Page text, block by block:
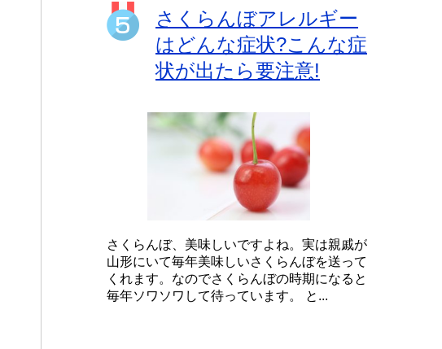
さくらんぼアレルギー
はどんな症状?こんな症
状が出たら要注意!
さくらんぼ、美味しいですよね。実は親戚が
山形にいて毎年美味しいさくらんぼを送って
くれます。なのでさくらんぼの時期になると
毎年ソワソワして待っています。 と...